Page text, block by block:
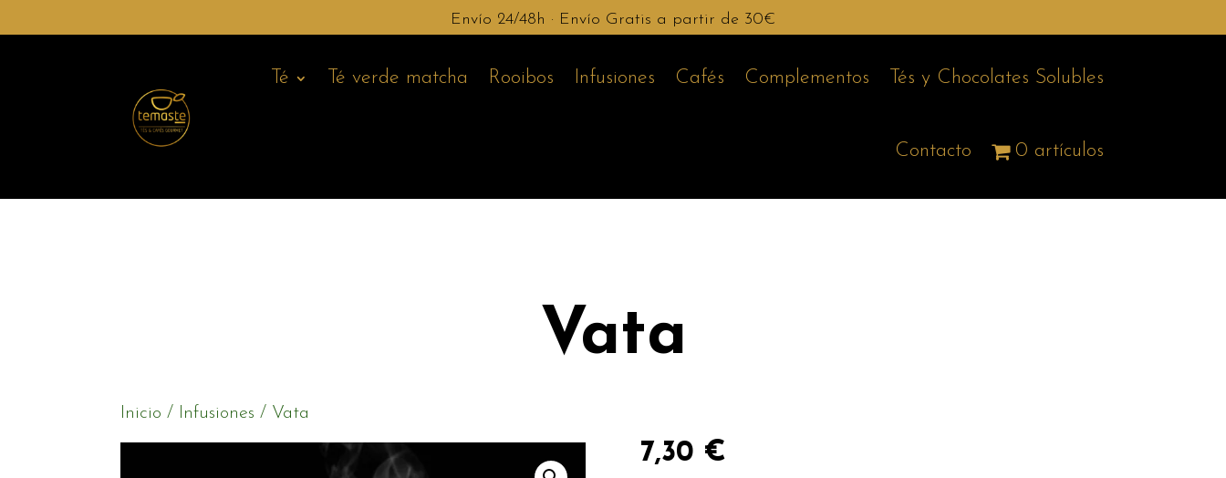
Envío 24/48h · Envío Gratis a partir de 30€
Té Té verde matcha Rooibos Infusiones Cafés Complementos Tés y Chocolates Solubles
Contacto 0 artículos
Vata
Inicio / Infusiones / Vata
7,30 €